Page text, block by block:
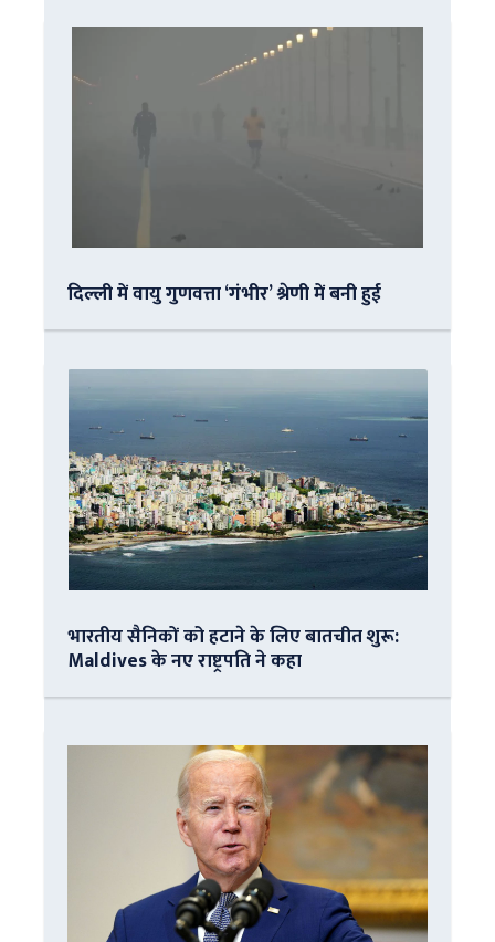
दिल्ली में वायु गुणवत्ता ‘गंभीर’ श्रेणी में बनी हुई
भारतीय सैनिकों को हटाने के लिए बातचीत शुरू:
Maldives के नए राष्ट्रपति ने कहा